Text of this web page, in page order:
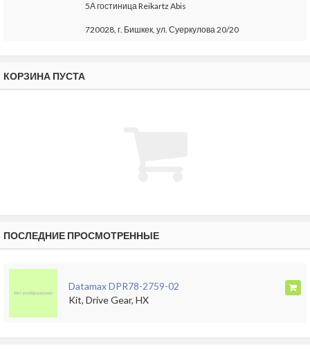
5А гостиница Reikartz Abis
720028, г. Бишкек, ул. Суеркулова 20/20
КОРЗИНА ПУСТА
ПОСЛЕДНИЕ ПРОСМОТРЕННЫЕ
Datamax DPR78-2759-02
Kit, Drive Gear, HX